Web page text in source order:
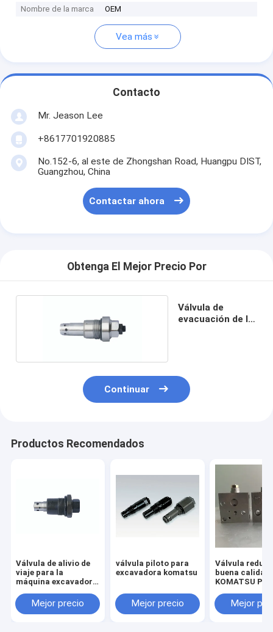
Nombre de la marca
OEM
Vea más
Contacto
Mr. Jeason Lee
+8617701920885
No.152-6, al este de Zhongshan Road, Huangpu DIST,
Guangzhou, China
Contactar ahora
Obtenga El Mejor Precio Por
Válvula de
evacuación de la
Continuar
Productos Recomendados
Válvula de alivio de
viaje para la
máquina excavadora
Mejor precio
válvula piloto para
excavadora komatsu
Mejor precio
Válvula
buena calidad
KOMATSU
Mejor